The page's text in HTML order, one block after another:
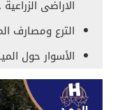
الاراضى الزراعية .
الترع ومصارف
الأسوار حول